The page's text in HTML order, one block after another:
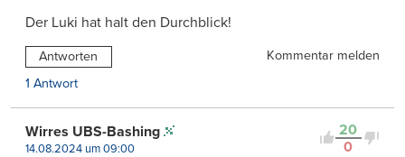
Der Luki hat halt den Durchblick!
Antworten
Kommentar melden
1 Antwort
20
0
Wirres UBS-Bashing
14.08.2024 um 09:00